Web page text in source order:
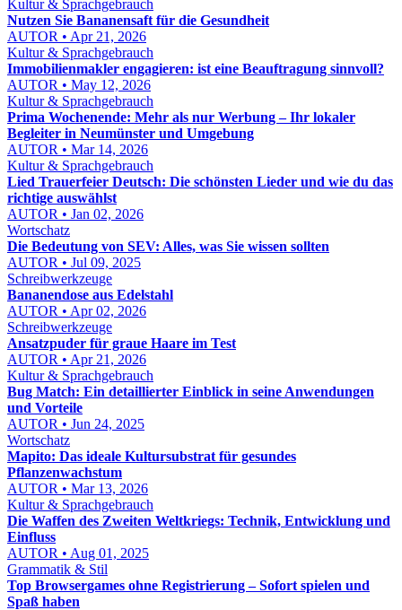
Kultur & Sprachgebrauch
Nutzen Sie Bananensaft für die Gesundheit
AUTOR • Apr 21, 2026
Kultur & Sprachgebrauch
Immobilienmakler engagieren: ist eine Beauftragung sinnvoll?
AUTOR • May 12, 2026
Kultur & Sprachgebrauch
Prima Wochenende: Mehr als nur Werbung – Ihr lokaler
Begleiter in Neumünster und Umgebung
AUTOR • Mar 14, 2026
Kultur & Sprachgebrauch
Lied Trauerfeier Deutsch: Die schönsten Lieder und wie du das
richtige auswählst
AUTOR • Jan 02, 2026
Wortschatz
Die Bedeutung von SEV: Alles, was Sie wissen sollten
AUTOR • Jul 09, 2025
Schreibwerkzeuge
Bananendose aus Edelstahl
AUTOR • Apr 02, 2026
Schreibwerkzeuge
Ansatzpuder für graue Haare im Test
AUTOR • Apr 21, 2026
Kultur & Sprachgebrauch
Bug Match: Ein detaillierter Einblick in seine Anwendungen
und Vorteile
AUTOR • Jun 24, 2025
Wortschatz
Mapito: Das ideale Kultursubstrat für gesundes
Pflanzenwachstum
AUTOR • Mar 13, 2026
Kultur & Sprachgebrauch
Die Waffen des Zweiten Weltkriegs: Technik, Entwicklung und
Einfluss
AUTOR • Aug 01, 2025
Grammatik & Stil
Top Browsergames ohne Registrierung – Sofort spielen und
Spaß haben